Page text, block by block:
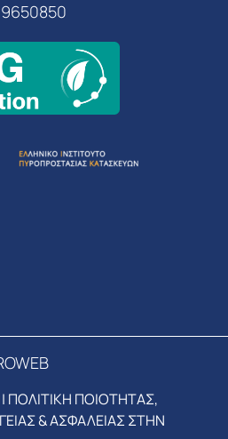
| ΠΟΛΙΤΙΚΗ ΠΟΙΟΤΗΤΑΣ,
& ΑΣΦΑΛΕΙΑΣ ΣΤΗΝ